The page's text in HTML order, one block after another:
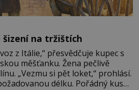
šizení na tržištích
z Itálie,“ přesvědčuje kupec s
měšťanku. Žena pečlivě
„Vezmu si pět loket,“ prohlásí.
délku. Pořádný kus